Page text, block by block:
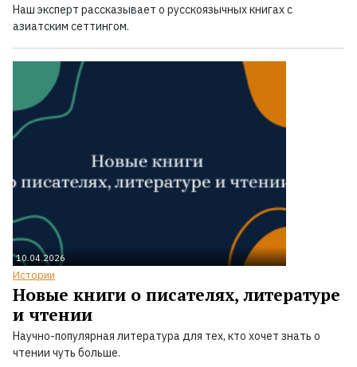
Наш эксперт рассказывает о русскоязычных книгах с
азиатским сеттингом.
10.04.2026
Истории
Новые книги о писателях, литературе
и чтении
Научно-популярная литература для тех, кто хочет знать о
чтении чуть больше.